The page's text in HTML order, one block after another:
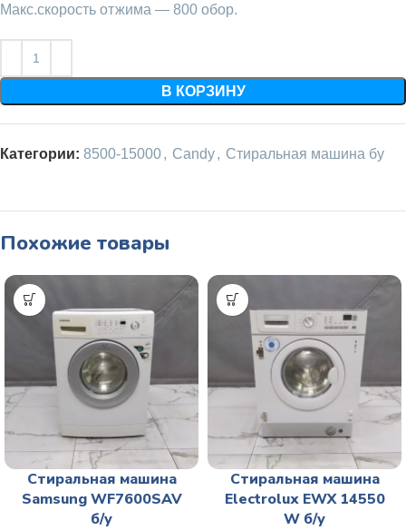
Макс.скорость отжима — 800 обор.
В КОРЗИНУ
Категории: 8500-15000, Candy, Стиральная машина бу
Похожие товары
Стиральная машина
Samsung WF7600SAV
б/у
Стиральная машина
Electrolux EWX 14550
W б/у